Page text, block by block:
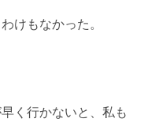
けもなかった。
く行かないと、私も